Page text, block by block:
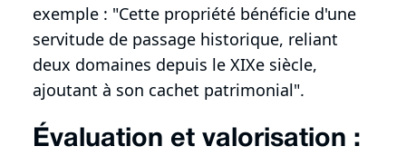
exemple : "Cette propriété bénéficie d'une
servitude de passage historique, reliant
deux domaines depuis le XIXe siècle,
ajoutant à son cachet patrimonial".
Évaluation et valorisation :